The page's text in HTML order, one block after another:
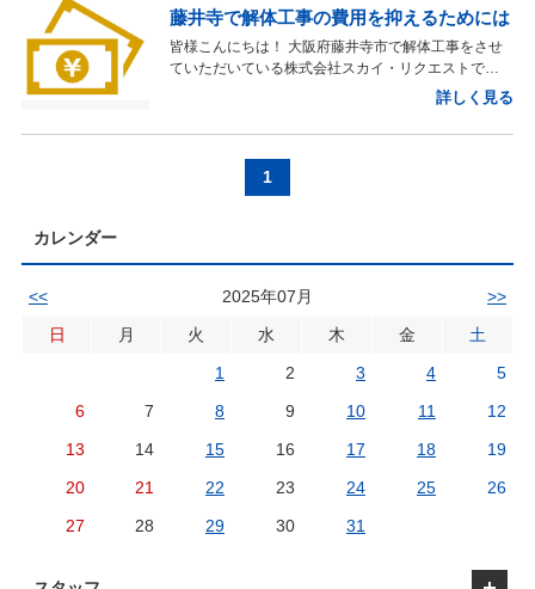
築物から発生する産業廃棄物やゴミなどを綺麗に取り
除き、地中埋設物も除去後、次に使う土地の用途に合
わせて土などをならして機械で固める作業になりま
棄物やゴミなどを綺麗に取り除き地面を平らにする作
ずきれいに整備された状態とは限らない点です。 更
おくことも良いです。あるいは砕石整地をされる方も
な外装工事として解体工事業者に依頼をしなければな
はかかってしまいますが、コインパーキングとして第
三者に利用してもらう場合には、ある程度の見栄えも
るのであれば舗装工事を行わなくても砕石整地などで
合】 建て替えのために解体工事を行う場合には解体
いけません。 土地を新たに建てる場合には見た目を
藤井寺で解体工事の費用を抑えるためには
皆様こんにちは！ 大阪府藤井寺市で解体工事をさせ
ていただいている株式会社スカイ・リクエストで
す！ 大阪市内、藤井寺市、羽曳野市、松原市などの
工事を行う場合高額な費用が発生する為、費用を準備
事の費用を抑えるためにはについてご紹介させていた
だきます！ ■藤井寺で解体工事の費用を抑えるため
「費用がどれくらいかかるのか気になる」「できるだ
いでしょうか。 解体費用を抑えるためには、まず適
切な解体業者の選定が重要です。 （解体業者の選び
方） 大阪で解体業者を選ぶ際は、現場との距離が近
い業者を選ぶことがコスト削減のポイントの一つにな
して工事を行います。 移動距離が長くなるほど運搬
の業者を選ぶことで費用を抑えられる可能性がありま
定基準となりますが、これらに加えて「現場との距
離」も考慮すると良いでしょう。 （事前に残置物を
す。 解体する建物内に粗大ゴミや家電製品などが残
詳しく見る
1
カレンダー
<< 2025年07月
>>
日
月 火 水 木 金
土
1
2 3 4
5
6
7 8 9 10 11
12
13
14 15 16 17 18
19
20
21 22 23 24 25
26
27
28 29 30 31